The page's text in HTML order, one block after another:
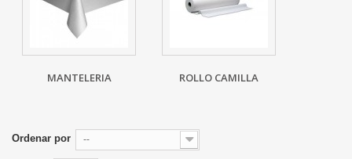
MANTELERIA ROLLO CAMILLA
Ordenar por --